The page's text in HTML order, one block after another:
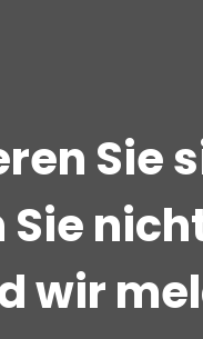
Sie
Sie
wir